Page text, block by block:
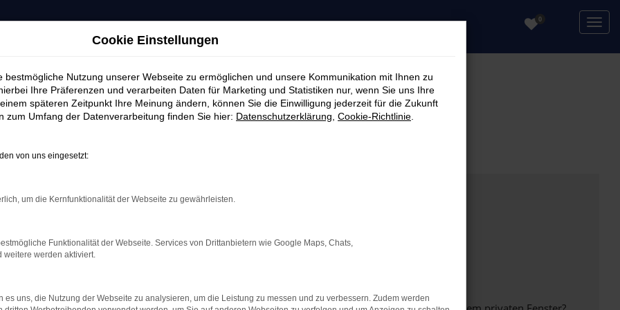
0
Cookie Einstellungen
bestmögliche Nutzung unserer Webseite zu ermöglichen und unsere Kommunikation mit Ihnen zu
Ihre Präferenzen und verarbeiten Daten für Marketing und Statistiken nur, wenn Sie uns Ihre
späteren Zeitpunkt Ihre Meinung ändern, können Sie die Einwilligung jederzeit für die Zukunft
zum Umfang der Datenverarbeitung finden Sie hier: Datenschutzerklärung Cookie-Richtlinie
von uns eingesetzt:
um die Kernfunktionalität der Webseite zu gewährleisten.
Funktionalität der Webseite. Services von Drittanbietern wie Google Maps, Chats,
weitere werden aktiviert.
es uns, die Nutzung der Webseite zu analysieren, um die Leistung zu messen und zu verbessern. Zudem werden